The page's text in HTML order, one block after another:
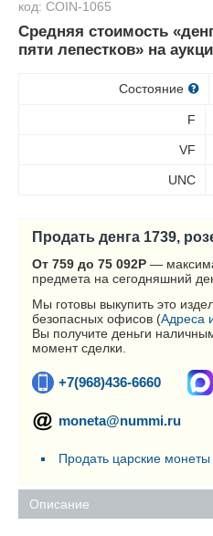
код: COIN-1065
Средняя стоимость
пяти лепестков» на
Состояние
F
VF
UNC
Продать денга 1739,
От 759 до 75 092Р —
предмета на сегодняшний
Мы готовы выкупить это
безопасных офисов (Адреса
Вы получите деньги
момент сделки.
+7(968)436-6660
moneta@nummi.ru
Продать царские монеты
Описание